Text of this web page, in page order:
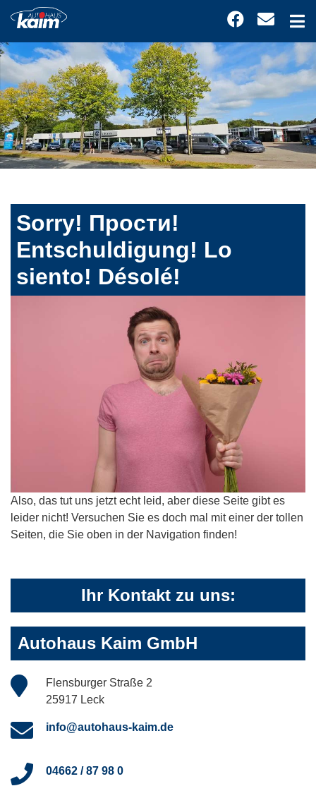
Sorry! Прости!
Entschuldigung! Lo
siento! Désolé!
Also, das tut uns jetzt echt leid, aber diese Seite gibt es
leider nicht! Versuchen Sie es doch mal mit einer der tollen
Seiten, die Sie oben in der Navigation finden!
Ihr Kontakt zu uns:
Autohaus Kaim GmbH
Flensburger Straße 2
25917 Leck
info@autohaus-kaim.de
04662 / 87 98 0